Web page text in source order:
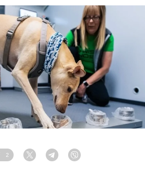
Facebook
2
Twitter TelegramViber